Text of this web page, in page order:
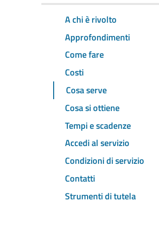
A chi è rivolto
Approfondimenti
Come fare
Costi
Cosa serve
Cosa si ottiene
Tempi e scadenze
Accedi al servizio
Condizioni di servizio
Contatti
Strumenti di tutela